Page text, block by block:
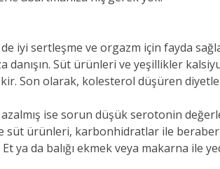
iyi sertleşme ve orgazm için fayda
Süt ürünleri ve yeşillikler
Son olarak, kolesterol düşüren
ise sorun düşük serotonin
süt ürünleri, karbonhidratlar ile beraber
ya da balığı ekmek veya makarna ile